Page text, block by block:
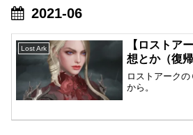
2021-06
Lost Ark
【ロストア
想とか（復
ロストアーク
から。